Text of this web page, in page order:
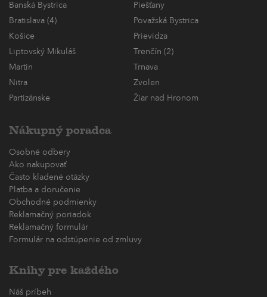
Banská Bystrica
Piešťany
Bratislava (4)
Považská Bystrica
Košice
Prievidza
Liptovský Mikuláš
Trenčín (2)
Martin
Trnava
Nitra
Zvolen
Partizánske
Žiar nad Hronom
Nákupný poradca
Osobné odbery
Ako nakupovať
Často kladené otázky
Platba a doručenie
Obchodné podmienky
Reklamačný poriadok
Reklamačný formulár
Formulár na odstúpenie od zmluvy
Knihy pre každého
Náš príbeh